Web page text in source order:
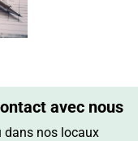
avec nous
dans nos locaux